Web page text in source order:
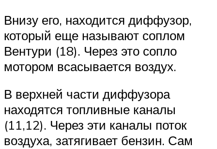
Внизу его, находится диффузор,
который еще называют соплом
Вентури (18). Через это сопло
мотором всасывается воздух.
В верхней части диффузора
находятся топливные каналы
(11,12). Через эти каналы поток
воздуха, затягивает бензин. Сам